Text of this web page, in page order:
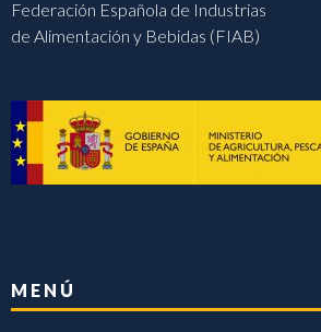
Federación Española de Industrias
de Alimentación y Bebidas (FIAB)
MENÚ